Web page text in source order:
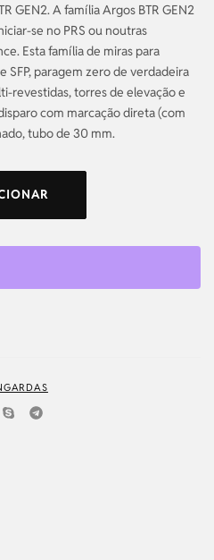
GEN2. A família Argos BTR GEN2
se no PRS ou noutras
Esta família de miras para
SFP, paragem zero de verdadeira
revestidas, torres de elevação e
com marcação direta (com
tubo de 30 mm.